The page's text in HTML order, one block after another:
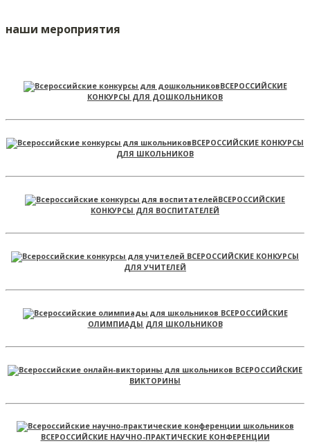
наши мероприятия
ВСЕРОССИЙСКИЕ
КОНКУРСЫ ДЛЯ ДОШКОЛЬНИКОВ
ВСЕРОССИЙСКИЕ КОНКУРСЫ
ДЛЯ ШКОЛЬНИКОВ
ВСЕРОССИЙСКИЕ
КОНКУРСЫ ДЛЯ ВОСПИТАТЕЛЕЙ
ВСЕРОССИЙСКИЕ КОНКУРСЫ
ДЛЯ УЧИТЕЛЕЙ
ВСЕРОССИЙСКИЕ
ОЛИМПИАДЫ ДЛЯ ШКОЛЬНИКОВ
ВСЕРОССИЙСКИЕ
ВИКТОРИНЫ
ВСЕРОССИЙСКИЕ НАУЧНО-ПРАКТИЧЕСКИЕ КОНФЕРЕНЦИИ